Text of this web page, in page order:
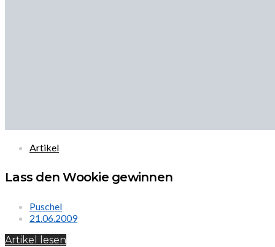
Artikel
Lass den Wookie gewinnen
Puschel
21.06.2009
Artikel lesen